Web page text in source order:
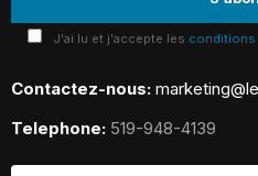
J'ai lu et j'accepte les
Contactez-nous:
Telephone: 519-948-4139